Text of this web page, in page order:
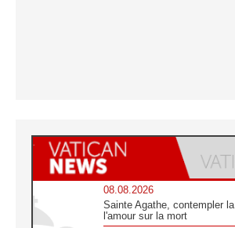
08.08.2026
Sainte Agathe, contempler
l'amour sur la mort